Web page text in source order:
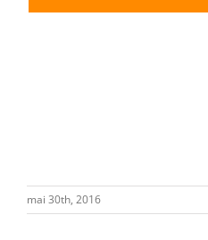
mai 30th, 2016